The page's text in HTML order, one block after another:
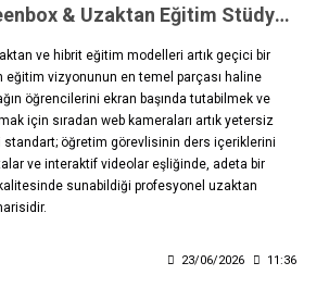
Üniversite Greenbox & Uzaktan Eğitim Stüdyosu Çözümleri: Hibrit Eğitimde Standartları Yükseltin
ve hibrit eğitim modelleri artık geçici bir
vizyonunun en temel parçası haline
öğrencilerini ekran başında tutabilmek ve
için sıradan web kameraları artık yetersiz
standart; öğretim görevlisinin ders içeriklerini
ve interaktif videolar eşliğinde, adeta bir
sunabildiği profesyonel uzaktan
23/06/2026 11:36